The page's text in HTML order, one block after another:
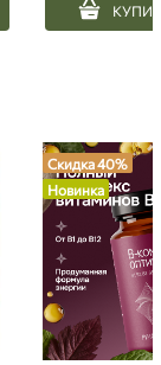
Скидка 40%
Новинка